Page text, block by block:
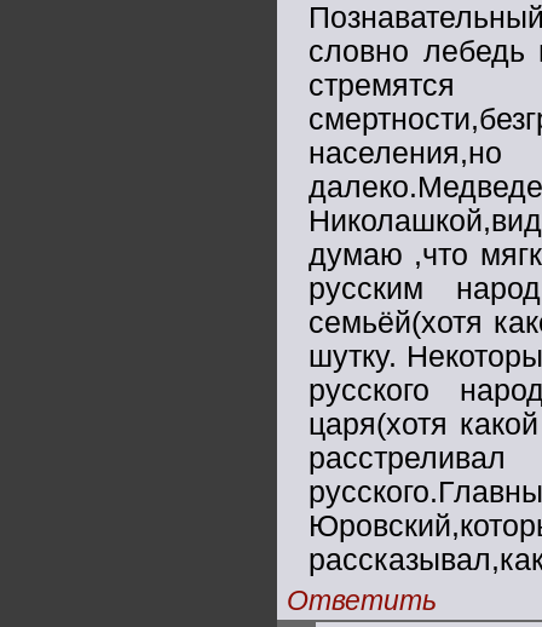
словно лебедь
думаю ,что
русским
семьёй(хотя
шутку.
русского
царя(хотя
Ответить